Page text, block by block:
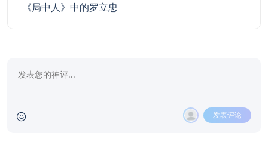
《局中人》中的罗立忠
发表评论